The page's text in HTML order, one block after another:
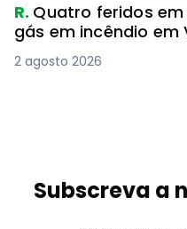
R. Quatro feridos
gás em incêndio em
2 agosto 2026
Subscreva a